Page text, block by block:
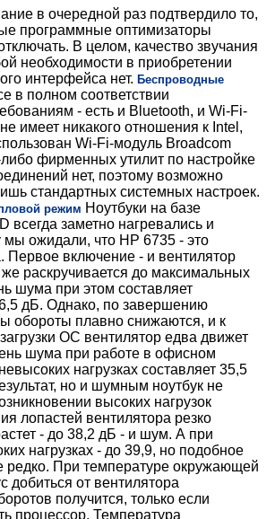
в очередной раз подтвердило то,
программные оптимизаторы
В целом, качество звучания
необходимости в приобретении
интерфейса нет. Беспроводные
в полном соответствии
- есть и Bluetooth, и Wi-Fi-
имеет никакого отношения к Intel,
Wi-Fi-модуль Broadcom
фирменных утилит по настройке
нет, поэтому возможно
стандартных системных настроек.
режим Ноутбуки на базе
всегда заметно нагревались и
ожидали, что HP 6735 - это
Первое включение - и вентилятор
раскручивается до максимальных
шума при этом составляет
дБ. Однако, по завершению
обороты плавно снижаются, и к
ОС вентилятор едва движет
шума при работе в офисном
нагрузках составляет 35,5
но и шумным ноутбук не
высоких нагрузок
лопастей вентилятора резко
- до 38,2 дБ - и шум. А при
нагрузках - до 39,9, но подобное
редко. При температуре окружающей
добиться от вентилятора
получится, только если
процессор. Температура